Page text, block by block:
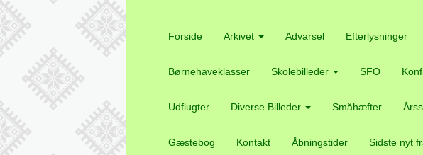
Forside Arkivet Advarsel Efterlysninger
Børnehaveklasser Skolebilleder SFO
Udflugter Diverse Billeder Småhæfter
Gæstebog Kontakt Åbningstider Sidste nyt